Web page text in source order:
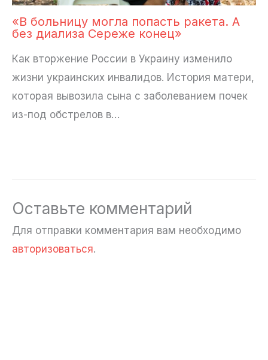
«В больницу могла попасть ракета. А
без диализа Сереже конец»
Как вторжение России в Украину изменило
жизни украинских инвалидов. История матери,
которая вывозила сына с заболеванием почек
из-под обстрелов в…
Оставьте комментарий
Для отправки комментария вам необходимо
авторизоваться.